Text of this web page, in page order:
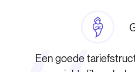
Een goede